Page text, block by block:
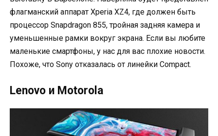
флагманский аппарат Xperia XZ4, где должен быть
процессор Snapdragon 855, тройная задняя камера и
уменьшенные рамки вокруг экрана. Если вы любите
маленькие смартфоны, у нас для вас плохие новости.
Похоже, что Sony отказалась от линейки Compact.
Lenovo и Motorola